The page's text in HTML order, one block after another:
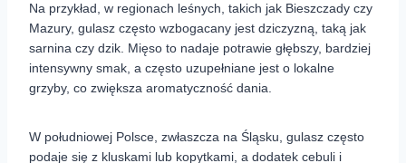
Na przykład, w regionach leśnych, takich jak Bieszczady czy
Mazury, gulasz często wzbogacany jest dziczyzną, taką jak
sarnina czy dzik. Mięso to nadaje potrawie głębszy, bardziej
intensywny smak, a często uzupełniane jest o lokalne
grzyby, co zwiększa aromatyczność dania.
W południowej Polsce, zwłaszcza na Śląsku, gulasz często
podaje się z kluskami lub kopytkami, a dodatek cebuli i